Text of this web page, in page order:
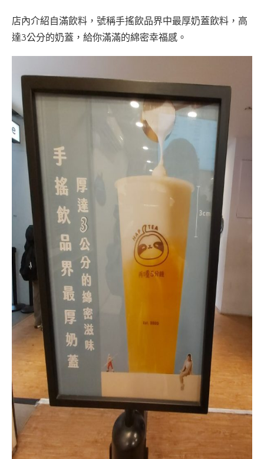
店內介紹自滿飲料，號稱手搖飲品界中最厚奶蓋飲料，高
達3公分的奶蓋，給你滿滿的綿密幸福感。